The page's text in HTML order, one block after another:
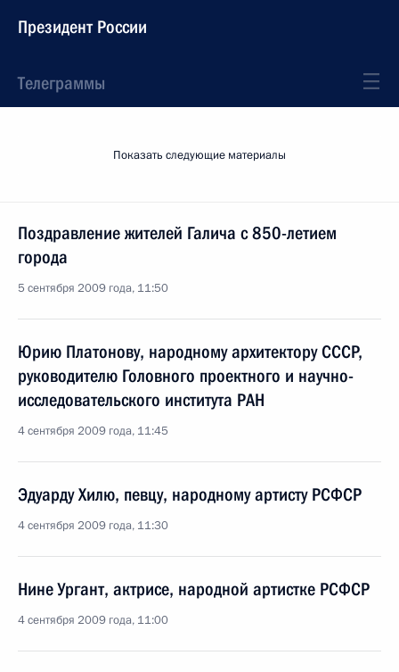
Президент России
Телеграммы
Показать следующие материалы
Поздравление жителей Галича с 850-летием
города
5 сентября 2009 года, 11:50
Юрию Платонову, народному архитектору СССР,
руководителю Головного проектного и научно-
исследовательского института РАН
4 сентября 2009 года, 11:45
Эдуарду Хилю, певцу, народному артисту РСФСР
4 сентября 2009 года, 11:30
Нине Ургант, актрисе, народной артистке РСФСР
4 сентября 2009 года, 11:00